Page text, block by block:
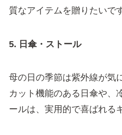
質なアイテムを贈りたいで
5. 日傘・ストール
母の日の季節は紫外線が気
カット機能のある日傘や、
ールは、実用的で喜ばれる